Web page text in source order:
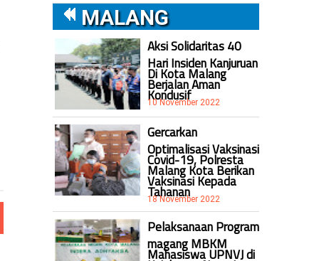
MALANG
Aksi Solidaritas 40
Hari Insiden Kanjuruan
Di Kota Malang
Berjalan Aman
Kondusif
10 November 2022
Gercarkan
Optimalisasi Vaksinasi
Covid-19, Polresta
Malang Kota Berikan
Vaksinasi Kepada
Tahanan
18 November 2022
Pelaksanaan Program
magang MBKM
Mahasiswa UPNVJ di